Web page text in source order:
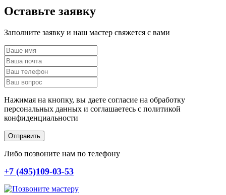
Оставьте заявку
Заполните заявку и наш мастер свяжется с вами
Нажимая на кнопку, вы даете согласие на обработку
персональных данных и соглашаетесь c политикой
конфиденциальности
Отправить
Либо позвоните нам по телефону
+7 (495)109-03-53